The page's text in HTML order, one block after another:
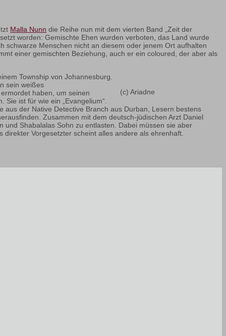
Malla Nunn die Reihe nun mit dem vierten Band „Zeit der
worden: Gemischte Ehen wurden verboten, das Land wurde
schwarze Menschen nicht an diesem oder jenem Ort aufhalten
einer gemischten Beziehung, auch er ein coloured, der aber als
(c) Ariadne
Township von Johannesburg.
sein weißes
haben, um seinen
ist für wie ein „Evangelium“.
der Native Detective Branch aus Durban, Lesern bestens
Zusammen mit dem deutsch-jüdischen Arzt Daniel
Shabalalas Sohn zu entlasten. Dabei müssen sie aber
Vorgesetzter scheint alles andere als ehrenhaft.